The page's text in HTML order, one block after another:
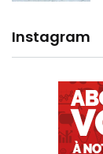
Instagram